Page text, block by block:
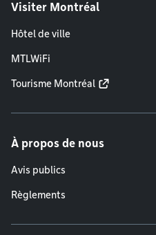
Visiter Montréal
Hôtel de ville
MTLWiFi
Tourisme Montréal
À propos de nous
Avis publics
Règlements